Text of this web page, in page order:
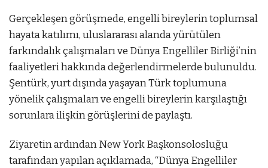
Gerçekleşen görüşmede, engelli bireylerin toplumsal
hayata katılımı, uluslararası alanda yürütülen
farkındalık çalışmaları ve Dünya Engelliler Birliği’nin
faaliyetleri hakkında değerlendirmelerde bulunuldu.
Şentürk, yurt dışında yaşayan Türk toplumuna
yönelik çalışmaları ve engelli bireylerin karşılaştığı
sorunlara ilişkin görüşlerini de paylaştı.
Ziyaretin ardından New York Başkonsolosluğu
tarafından yapılan açıklamada, “Dünya Engelliler